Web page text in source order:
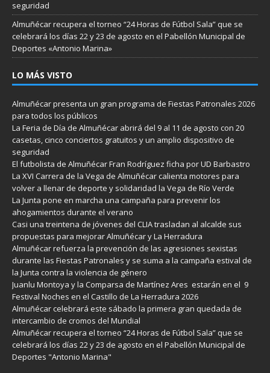
seguridad
Almuñécar recupera el torneo “24 Horas de Fútbol Sala” que se
celebrará los días 22 y 23 de agosto en el Pabellón Municipal de
Deportes «Antonio Marina»
LO MÁS VISTO
Almuñécar presenta un gran programa de Fiestas Patronales 2026
para todos los públicos
La Feria de Día de Almuñécar abrirá del 9 al 11 de agosto con 20
casetas, cinco conciertos gratuitos y un amplio dispositivo de
seguridad
El futbolista de Almuñécar Fran Rodríguez ficha por UD Barbastro
La XVI Carrera de la Vega de Almuñécar calienta motores para
volver a llenar de deporte y solidaridad la Vega de Río Verde
La Junta pone en marcha una campaña para prevenir los
ahogamientos durante el verano
Casi una treintena de jóvenes del CLIA trasladan al alcalde sus
propuestas para mejorar Almuñécar y La Herradura
Almuñécar refuerza la prevención de las agresiones sexistas
durante las Fiestas Patronales y se suma a la campaña estival de
la Junta contra la violencia de género
Juanlu Montoya y la Comparsa de Martínez Ares estarán en el 9
Festival Noches en el Castillo de La Herradura 2026
Almuñécar celebrará este sábado la primera gran quedada de
intercambio de cromos del Mundial
Almuñécar recupera el torneo “24 Horas de Fútbol Sala” que se
celebrará los días 22 y 23 de agosto en el Pabellón Municipal de
Deportes "Antonio Marina"